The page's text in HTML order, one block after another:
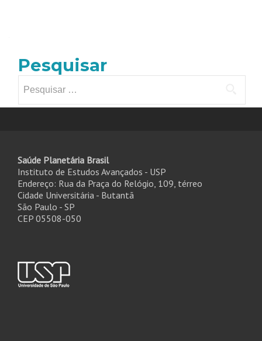
Pesquisar
por:
Saúde Planetária Brasil
Instituto de Estudos Avançados - USP
Endereço: Rua da Praça do Relógio, 109, térreo
Cidade Universitária - Butantã
São Paulo - SP
CEP 05508-050